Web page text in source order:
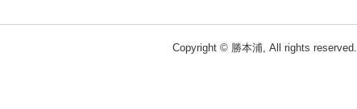
Copyright © 勝本浦, All rights reserved.